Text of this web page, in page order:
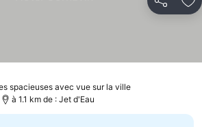
Partager
spacieuses avec vue sur la ville
à 1.1 km de : Jet d'Eau